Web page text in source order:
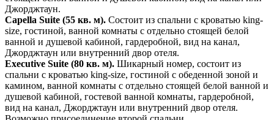
Джорджтаун.
Capella Suite (55 кв. м). Состоит из спальни с кроватью king-
size, гостиной, ванной комнаты с отдельно стоящей белой
ванной и душевой кабиной, гардеробной, вид на канал,
Джорджтаун или внутренний двор отеля.
Executive Suite (80 кв. м). Шикарный номер, состоит из
спальни с кроватью king-size, гостиной с обеденной зоной и
камином, ванной комнаты с отдельно стоящей белой ванной и
душевой кабиной, гостевой ванной комнаты, гардеробной,
вид на канал, Джорджтаун или внутренний двор отеля.